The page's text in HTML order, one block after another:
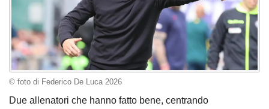
© foto di Federico De Luca 2026
Due allenatori che hanno fatto bene, centrando